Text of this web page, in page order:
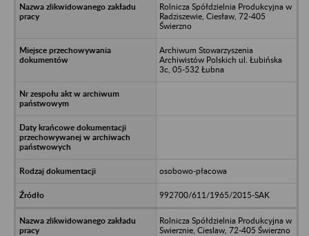
Rolnicza Spółdzielnia Produkcyjna w
Radziszewie, Ciesław, 72-405
Świerzno
Archiwum Stowarzyszenia
Archiwistów Polskich ul. Łubińska
3c, 05-532 Łubna
osobowo-płacowa
992700/611/1965/2015-SAK
Rolnicza Spółdzielnia Produkcyjna w
Swierznie, Cieslaw, 72-405 Świerzno